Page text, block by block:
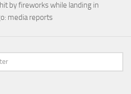
by fireworks while landing in
media reports